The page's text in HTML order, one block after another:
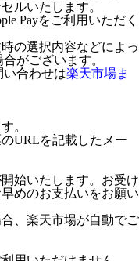
ルいたします。
Payをご利用いただく
の選択内容などによっ
がございます。
い合わせは楽天市場ま
。
URLを記載したメー
始いたします。お受け
めのお支払いをお願い
、楽天市場が自動でご